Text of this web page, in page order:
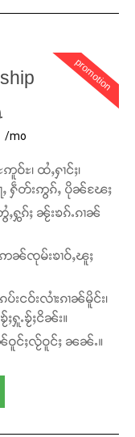
promotion
/mo
ဝ်ႊ၊ ထႆႇႁၢင်ႈ၊
ႇ ႁဵတ်းဢွၵ်ႇ ပိုၼ်ၽႄႈ
ႁွၵ်ႈ ၼႂ်းၶၵ်ႉၵၢၼ်
ဢၼ်ၸုမ်းၶၢဝ်ႇၽူႈ
းငဝ်းလၢႆးၵၢၼ်မိူင်း၊
ႈႁူႉၶႂ်ႈငိၼ်း။
ဝူင်ႈလႂ်ဝူင်ႈ ၼၼ်ႉ။